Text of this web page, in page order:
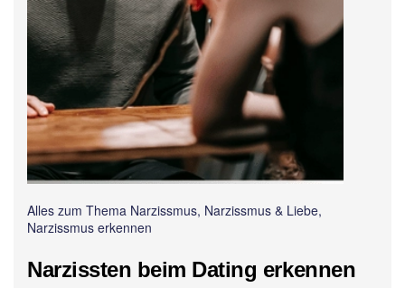
Alles zum Thema Narzissmus, Narzissmus & Liebe,
Narzissmus erkennen
Narzissten beim Dating erkennen